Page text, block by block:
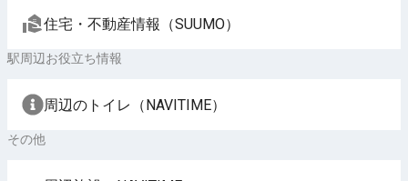
住宅・不動産情報（SUUMO）
駅周辺お役立ち情報
周辺のトイレ（NAVITIME）
その他